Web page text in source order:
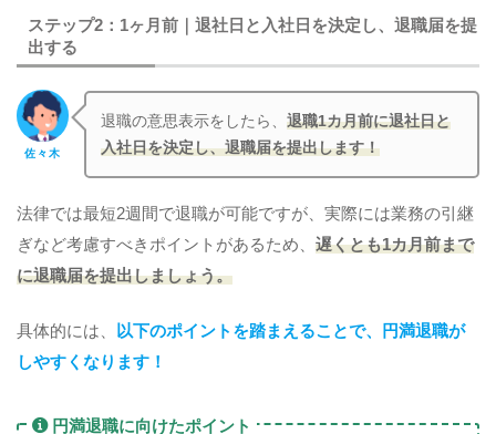
ステップ2：1ヶ月前｜退社日と入社日を決定し、退職届を提
出する
佐々木
退職の意思表示をしたら、退職1カ月前に退社日と
入社日を決定し、退職届を提出します！
法律では最短2週間で退職が可能ですが、実際には業務の引継
ぎなど考慮すべきポイントがあるため、 遅くとも1カ月前まで
に退職届を提出しましょう。
具体的には、
以下のポイントを踏まえることで、円満退職が
しやすくなります！
円満退職に向けたポイント